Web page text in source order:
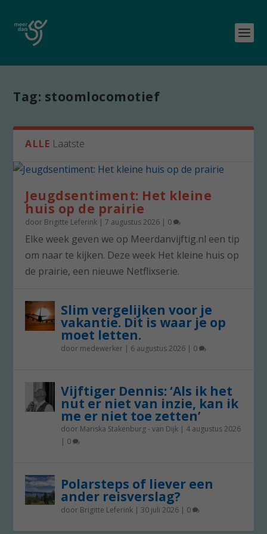
Tag: stoomlocomotief
ALLE Laatste
Jeugdsentiment: Het kleine
huis op de prairie
door Brigitte Leferink |7 augustus 2026 | 0
Elke week geven we op Meerdanvijftig.nl een tip
om naar te kijken. Deze week Het kleine huis op
de prairie, een nieuwe Netflixserie.
Slim vergelijken voor je
vakantie. Dit is waar je op
moet letten.
door medewerker | 6 augustus 2026 | 0
Vijftiger Dennis: ‘Als ik het
nut er niet van inzie, kan ik
me er niet toe zetten’
door Mariska Stakenburg - van Dijk | 4 augustus 2026
| 0
Polarsteps of liever een
ander reisverslag?
door Brigitte Leferink | 30 juli 2026 | 0